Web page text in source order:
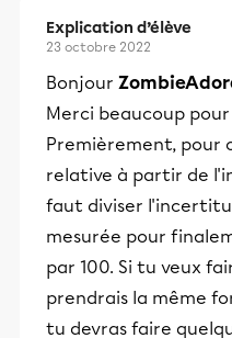
Explication d’élève
23 octobre 2022
Bonjour
Merci beaucoup
Premièrement, pour
relative à partir de
faut diviser
mesurée pour
par 100. Si tu veux
prendrais la même
tu devras faire